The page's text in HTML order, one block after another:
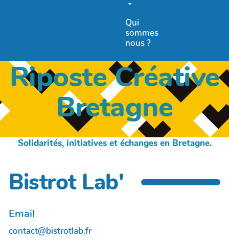
Qui
sommes
nous ?
Riposte Créative
Bretagne
Solidarités, initiatives et échanges en Bretagne.
Bistrot Lab'
Email
contact@bistrotlab.fr